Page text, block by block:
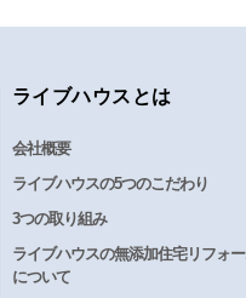
ライブハウスとは
会社概要
ライブハウスの5つのこだわり
3つの取り組み
ライブハウスの無添加住宅リフォ
について